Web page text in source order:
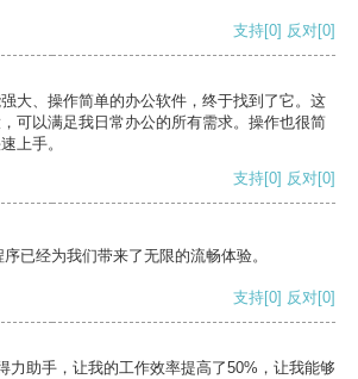
支持[0] 反对[0]
大、操作简单的办公软件，终于找到了它。这
可以满足我日常办公的所有需求。操作也很简
上手。
支持[0] 反对[0]
已经为我们带来了无限的流畅体验。
支持[0] 反对[0]
力助手，让我的工作效率提高了50%，让我能够